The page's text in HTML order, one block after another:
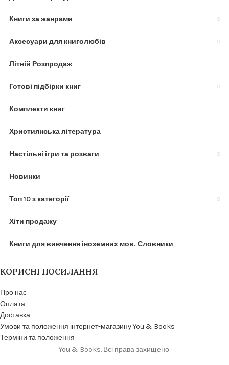
Книги за жанрами
Аксесуари для книголюбів
Літній Розпродаж
Готові підбірки книг
Комплекти книг
Християнська література
Настільні ігри та розваги
Новинки
Топ 10 з категорії
Хіти продажу
Книги для вивчення іноземних мов. Словники
КОРИСНІ ПОСИЛАННЯ
Про нас
Оплата
Доставка
Умови та положення інтернет-магазину You & Books
Терміни та положення
You & Books. Всі права захищено.